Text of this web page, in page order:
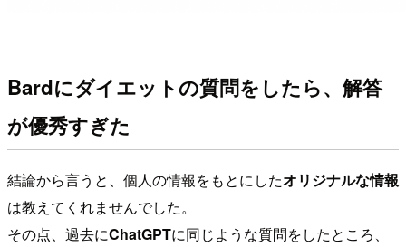
Bardにダイエットの質問をしたら、解答
が優秀すぎた
結論から言うと、個人の情報をもとにしたオリジナルな情報
は教えてくれませんでした。
その点、過去にChatGPTに同じような質問をしたところ、